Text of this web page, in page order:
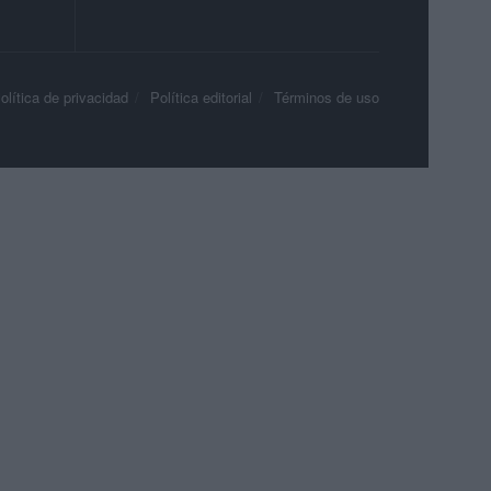
de privacidad Política editorial Términos de uso